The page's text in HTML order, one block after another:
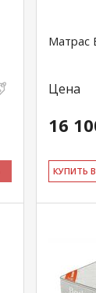
Матрас
Цена
16
КУ­ПИТЬ